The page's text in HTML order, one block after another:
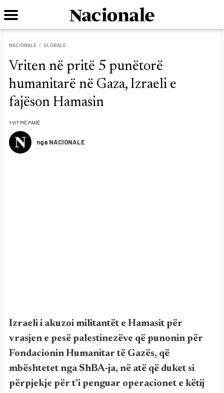
NACIONALE GLOBALE
Vriten në pritë 5 punëtorë
humanitarë në Gaza, Izraeli e
fajëson Hamasin
1 VIT MË PARË
nga NACIONALE
Izraeli i akuzoi militantët e Hamasit për
vrasjen e pesë palestinezëve që punonin për
Fondacionin Humanitar të Gazës, që
mbështetet nga ShBA-ja, në atë që duket si
përpjekje për t’i penguar operacionet e këtij